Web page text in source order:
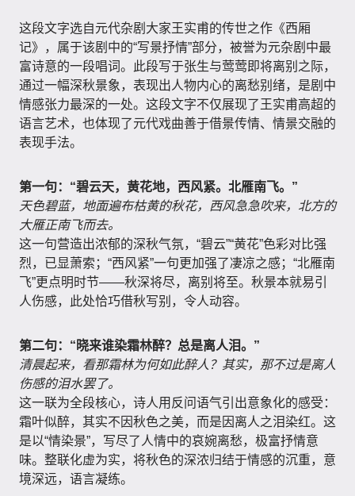
这段文字选自元代杂剧大家王实甫的传世之作《西厢
记》，属于该剧中的“写景抒情”部分，被誉为元杂剧中最
富诗意的一段唱词。此段写于张生与莺莺即将离别之际，
通过一幅深秋景象，表现出人物内心的离愁别绪，是剧中
情感张力最深的一处。这段文字不仅展现了王实甫高超的
语言艺术，也体现了元代戏曲善于借景传情、情景交融的
表现手法。
第一句：“碧云天，黄花地，西风紧。北雁南飞。”
天色碧蓝，地面遍布枯黄的秋花，西风急急吹来，北方的
大雁正南飞而去。
这一句营造出浓郁的深秋气氛，“碧云”“黄花”色彩对比强
烈，已显萧索；“西风紧”一句更加强了凄凉之感；“北雁南
飞”更点明时节——秋深将尽，离别将至。秋景本就易引
人伤感，此处恰巧借秋写别，令人动容。
第二句：“晓来谁染霜林醉？总是离人泪。”
清晨起来，看那霜林为何如此醉人？其实，那不过是离人
伤感的泪水罢了。
这一联为全段核心，诗人用反问语气引出意象化的感受：
霜叶似醉，其实不因秋色之美，而是因离人之泪染红。这
是以“情染景”，写尽了人情中的哀婉离愁，极富抒情意
味。整联化虚为实，将秋色的深浓归结于情感的沉重，意
境深远，语言凝练。